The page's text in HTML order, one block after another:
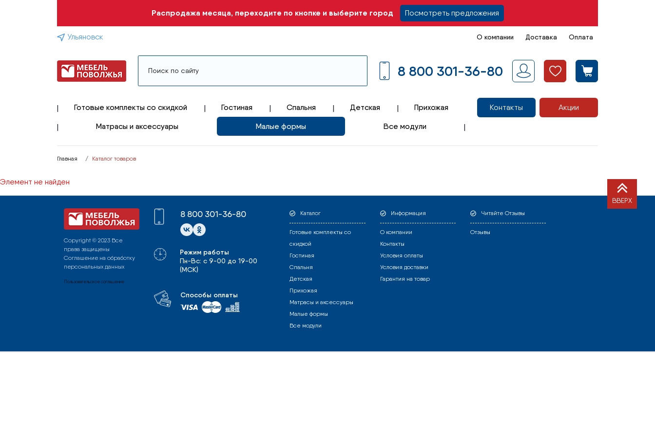
Распродажа месяца, переходите по кнопке и выберите город Посмотреть предложения
Ульяновск О компании Доставка Оплата
8 800 301-36-80
Готовые комплекты со скидкой Гостиная Спальня Детская Прихожая
Матрасы и аксессуары Малые формы Все модули
Контакты Акции
Главная Каталог товаров
Элемент не найден
Copyright © 2023 Все
права защищены
Соглашение на обработку
персональных данных
Пользовательское соглашение
8 800 301-36-80
Режим работы
Пн-Вс: с 9-00 до 19-00
(МСК)
Способы оплаты
Каталог
Готовые комплекты со
скидкой
Гостиная
Спальня
Детская
Прихожая
Матрасы и аксессуары
Малые формы
Все модули
Информация
О компании
Контакты
Условия оплаты
Условия доставки
Гарантия на товар
Читайте Отзывы
Отзывы
ВВЕРХ